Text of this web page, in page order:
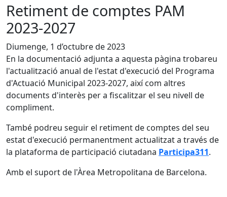
Retiment de comptes PAM
2023-2027
Diumenge, 1 d’octubre de 2023
En la documentació adjunta a aquesta pàgina trobareu
l'actualització anual de l'estat d'execució del Programa
d'Actuació Municipal 2023-2027, així com altres
documents d'interès per a fiscalitzar el seu nivell de
compliment.
També podreu seguir el retiment de comptes del seu
estat d'execució permanentment actualitzat a través de
la plataforma de participació ciutadana Participa311.
Amb el suport de l'Àrea Metropolitana de Barcelona.